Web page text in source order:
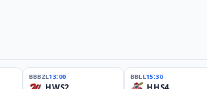
BBBZL13:00 BBLL15:30